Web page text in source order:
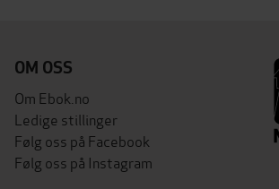
OM OSS
Om Ebok.no
Ledige stillinger
Følg oss på Facebook
Følg oss på Instagram